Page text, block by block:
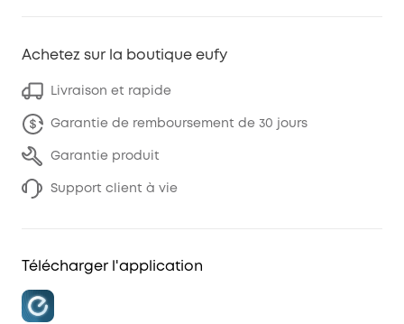
Achetez sur la boutique eufy
Livraison et rapide
Garantie de remboursement de 30 jours
Garantie produit
Support client à vie
Télécharger l'application